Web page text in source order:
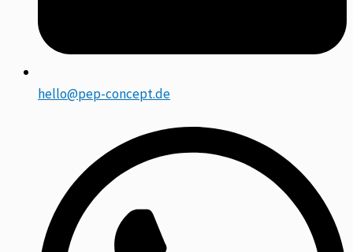
hello@pep-concept.de